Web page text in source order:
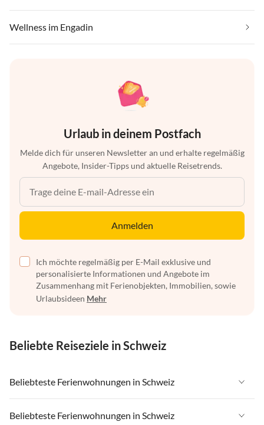
Wellness im Engadin
Urlaub in deinem Postfach
Melde dich für unseren Newsletter an und erhalte regelmäßig
Angebote, Insider-Tipps und aktuelle Reisetrends.
Anmelden
Ich möchte regelmäßig per E-Mail exklusive und
personalisierte Informationen und Angebote im
Zusammenhang mit Ferienobjekten, Immobilien, sowie
Urlaubsideen Mehr
Beliebte Reiseziele in Schweiz
Beliebteste Ferienwohnungen in Schweiz
Ferienwohnungen in Schweiz
Beliebteste Ferienwohnungen in Schweiz